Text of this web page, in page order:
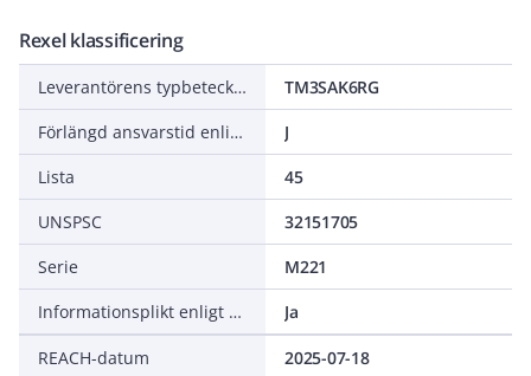
Rexel klassificering
Leverantörens typbeteckning
TM3SAK6RG
Förlängd ansvarstid enligt ALEM-09
J
Lista
45
UNSPSC
32151705
Serie
M221
Informationsplikt enligt REACH
Ja
REACH-datum
2025-07-18